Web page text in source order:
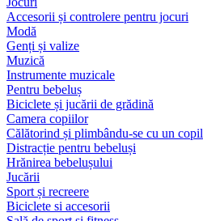
Accesorii și controlere pentru jocuri
Modă
Genți și valize
Muzică
Instrumente muzicale
Pentru bebeluș
Biciclete și jucării de grădină
Camera copiilor
Călătorind și plimbându-se cu un copil
Distracție pentru bebeluși
Hrănirea bebelușului
Jucării
Sport și recreere
Biciclete si accesorii